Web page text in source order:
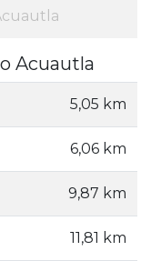
Acuautla
5,05 km
6,06 km
9,87 km
11,81 km